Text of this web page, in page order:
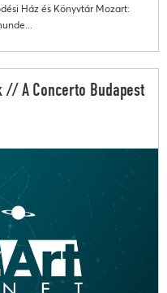
Ház és Könyvtár Mozart:
// A Concerto Budapest